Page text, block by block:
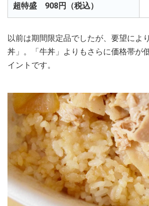
超特盛 908円（税込）
以前は期間限定品でしたが、要望によ
丼」。「牛丼」よりもさらに価格帯が
イントです。